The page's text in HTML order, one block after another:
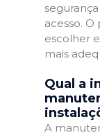
acesso.
escolher
mais
Qual a
A